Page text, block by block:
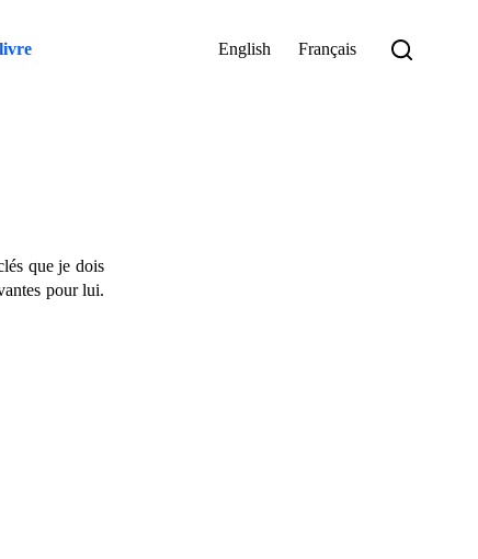
English Français
que je dois
pour lui.